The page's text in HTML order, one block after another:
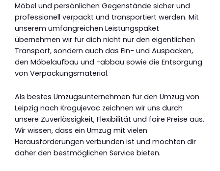
Möbel und persönlichen Gegenstände sicher und
professionell verpackt und transportiert werden. Mit
unserem umfangreichen Leistungspaket
übernehmen wir für dich nicht nur den eigentlichen
Transport, sondern auch das Ein- und Auspacken,
den Möbelaufbau und -abbau sowie die Entsorgung
von Verpackungsmaterial.
Als bestes Umzugsunternehmen für den Umzug von
Leipzig nach Kragujevac zeichnen wir uns durch
unsere Zuverlässigkeit, Flexibilität und faire Preise aus.
Wir wissen, dass ein Umzug mit vielen
Herausforderungen verbunden ist und möchten dir
daher den bestmöglichen Service bieten.